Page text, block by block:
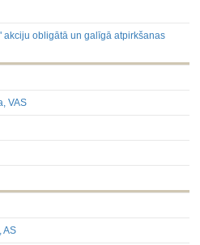
akciju obligātā un galīgā atpirkšanas
VAS
AS